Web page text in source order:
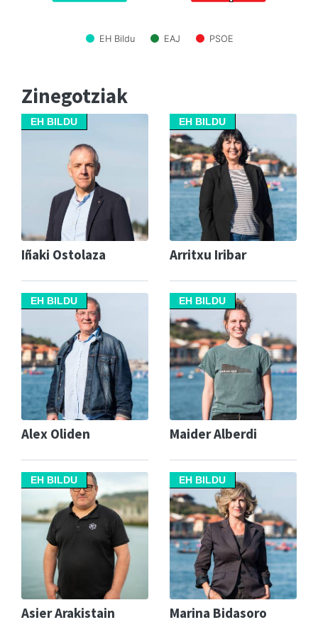
EH Bildu EAJ PSOE
Zinegotziak
EH BILDU
Iñaki Ostolaza
EH BILDU
Arritxu Iribar
EH BILDU
Alex Oliden
EH BILDU
Maider Alberdi
EH BILDU
Asier Arakistain
EH BILDU
Marina Bidasoro